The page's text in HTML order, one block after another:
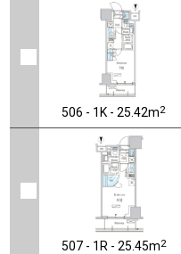
506 - 1K - 25.42m2
507 - 1R - 25.45m2